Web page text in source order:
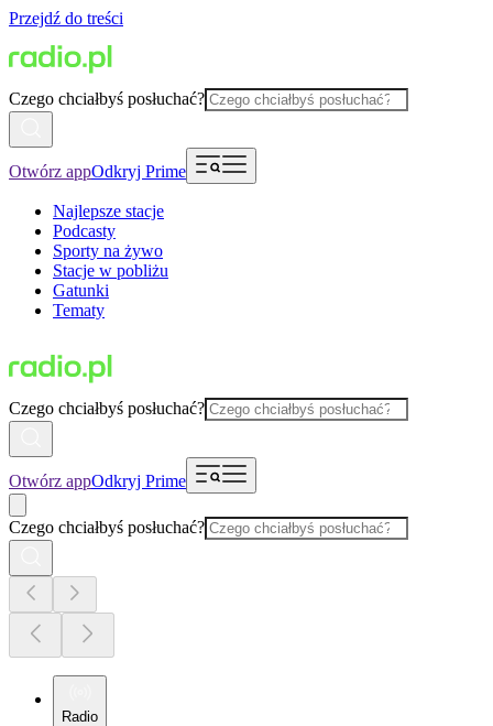
Przejdź do treści
Czego chciałbyś posłuchać?
Otwórz appOdkryj Prime
Najlepsze stacje
Podcasty
Sporty na żywo
Stacje w pobliżu
Gatunki
Tematy
Czego chciałbyś posłuchać?
Otwórz appOdkryj Prime
Czego chciałbyś posłuchać?
Radio